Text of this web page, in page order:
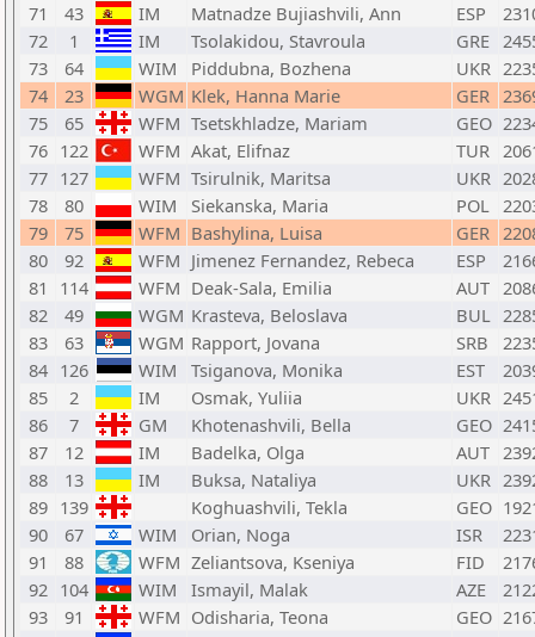
71
43 IM Matnadze Bujiashvili, Ann ESP
72
1 IM Tsolakidou, Stavroula GRE
73
64 WIM Piddubna, Bozhena UKR
74
23 WGM Klek, Hanna Marie GER
75
65 WFM Tsetskhladze, Mariam GEO
76 122 WFM Akat, Elifnaz TUR
77 127 WFM Tsirulnik, Maritsa UKR
78
80 WIM Siekanska, Maria POL
79
75 WFM Bashylina, Luisa GER
80
92 WFM Jimenez Fernandez, Rebeca ESP
81
114 WFM Deak-Sala, Emilia AUT
82
49 WGM Krasteva, Beloslava BUL
83
63 WGM Rapport, Jovana SRB
84 126 WIM Tsiganova, Monika EST
85
2 IM Osmak, Yuliia UKR
86
7 GM Khotenashvili, Bella GEO
87
12 IM Badelka, Olga AUT
88
13 IM Buksa, Nataliya UKR
89 139 Koghuashvili, Tekla GEO
90
67 WIM Orian, Noga ISR
91
88 WFM Zeliantsova, Kseniya FID
92 104 WIM Ismayil, Malak AZE
93
91 WFM Odisharia, Teona GEO